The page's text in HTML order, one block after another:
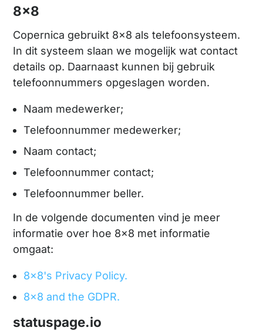
8x8
Copernica gebruikt 8x8 als telefoonsysteem.
In dit systeem slaan we mogelijk wat contact
details op. Daarnaast kunnen bij gebruik
telefoonnummers opgeslagen worden.
Naam medewerker;
Telefoonnummer medewerker;
Naam contact;
Telefoonnummer contact;
Telefoonnummer beller.
In de volgende documenten vind je meer
informatie over hoe 8x8 met informatie
omgaat:
8x8's Privacy Policy.
8x8 and the GDPR.
statuspage.io